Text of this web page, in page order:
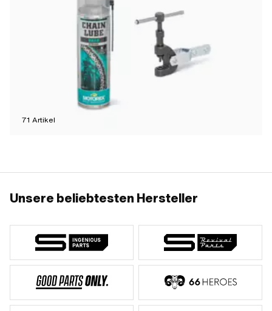
71 Artikel
Unsere beliebtesten Hersteller